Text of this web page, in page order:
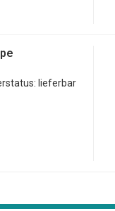
lieferbar